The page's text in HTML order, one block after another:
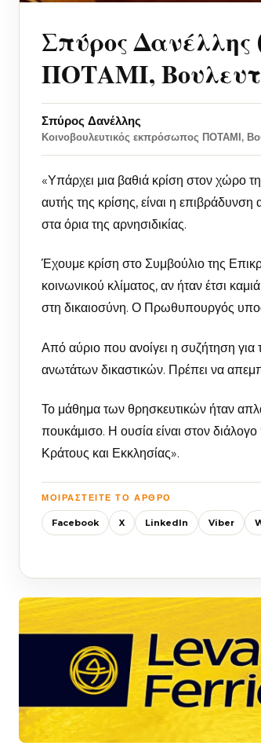
Σπύρος Δανέλλης
ΠΟΤΑΜΙ,
Σπύρος Δανέλλης
Κοινοβουλευτικός εκπρόσωπος ΠΟΤΑΜΙ,
«Υπάρχει μια βαθιά κρίση στον χώρο
αυτής της κρίσης, είναι η
στα όρια της αρνησιδικίας.
Έχουμε κρίση στο Συμβούλιο της
κοινωνικού κλίματος, αν ήταν έτσι
στη δικαιοσύνη. Ο Πρωθυπουργός
Από αύριο που ανοίγει η συζήτηση
ανωτάτων δικαστικών. Πρέπει να
Το μάθημα των θρησκευτικών ήταν
πουκάμισο. Η ουσία είναι στον
Κράτους και Εκκλησίας».
ΜΟΙΡΑΣΤΕΊΤΕ ΤΟ ΆΡΘΡΟ
Facebook X LinkedIn Viber